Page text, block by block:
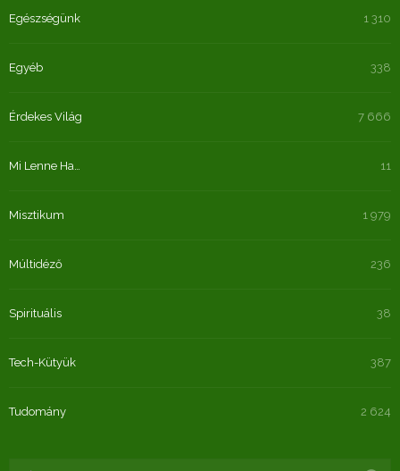
Egészségünk 1 310
Egyéb 338
Érdekes Világ 7 666
Mi Lenne Ha… 11
Misztikum 1 979
Múltidéző 236
Spirituális 38
Tech-Kütyük 387
Tudomány 2 624